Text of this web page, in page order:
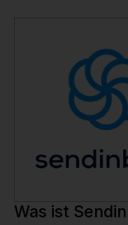
Was ist